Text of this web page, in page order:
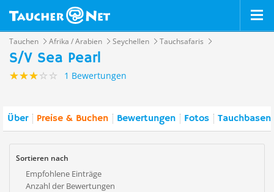
Tauchen Afrika / Arabien Seychellen Tauchsafaris
S/V Sea Pearl
1 Bewertungen
Über Preise & Buchen Bewertungen Fotos
Sortieren nach
Empfohlene Einträge
Anzahl der Bewertungen